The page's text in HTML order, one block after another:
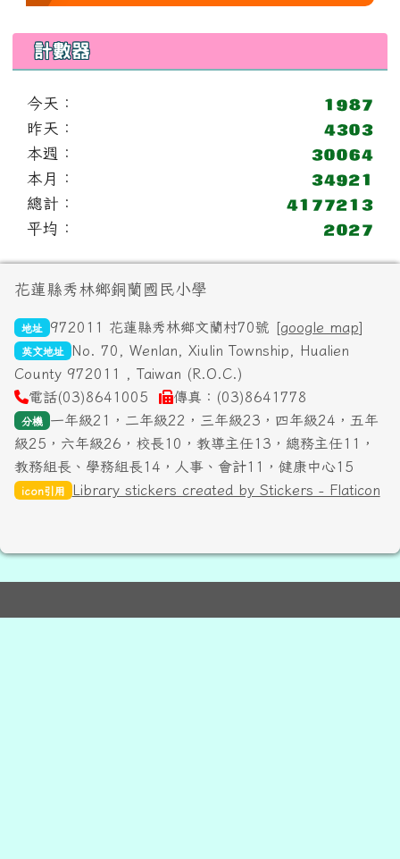
計數器
今天：
昨天：
本週：
本月：
總計：
平均：
頁尾區域內容
花蓮縣秀林鄉銅蘭國民小學
地址 972011 花蓮縣秀林鄉文蘭村70號 [google map]
英文地址
No. 70, Wenlan, Xiulin Township, Hualien
County 972011 , Taiwan (R.O.C.)
電話(03)8641005
傳真：(03)8641778
分機
一年級21，二年級22，三年級23，四年級24，五年
級25，六年級26，校長10，教導主任13，總務主任11，
教務組長、學務組長14，人事、會計11，健康中心15
icon引用 Library stickers created by Stickers - Flaticon